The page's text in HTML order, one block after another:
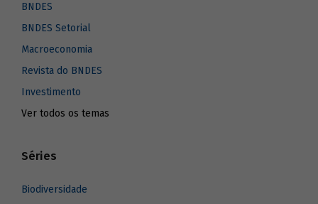
BNDES
BNDES Setorial
Macroeconomia
Revista do BNDES
Investimento
Ver todos os temas
Séries
Biodiversidade